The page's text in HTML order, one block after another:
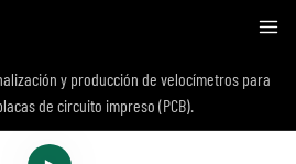
y producción de velocímetros para
de circuito impreso (PCB).